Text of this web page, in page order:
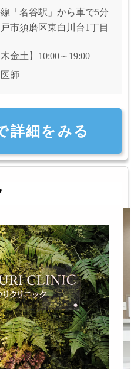
「名谷駅」から車で5分
市須磨区東白川台1丁目
木金土】10:00～19:00
師
詳細をみる